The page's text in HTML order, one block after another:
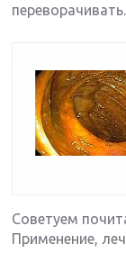
переворачивать.
Советуем
Применение,